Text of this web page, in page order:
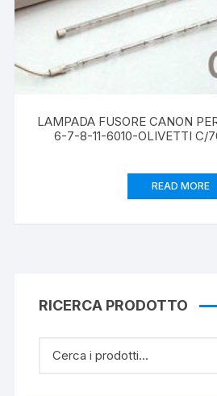
LAMPADA FUSORE CANON
6-7-8-11-6010-OLIVETTI C/
READ MORE
RICERCA PRODOTTO